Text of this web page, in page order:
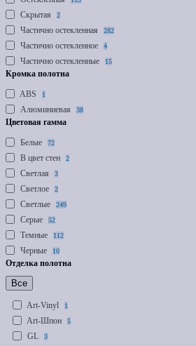
Скрытая 2
Частично остекленная 282
Частично остекленное 4
Частично остекленные 15
Кромка полотна
ABS 1
Алюминиевая 38
Цветовая гамма
Белые 72
В цвет стен 2
Светлая 3
Светлое 2
Светлые 249
Серые 52
Темные 112
Черные 10
Отделка полотна
Все
Art-Vinyl 1
Art-Шпон 5
GL 3